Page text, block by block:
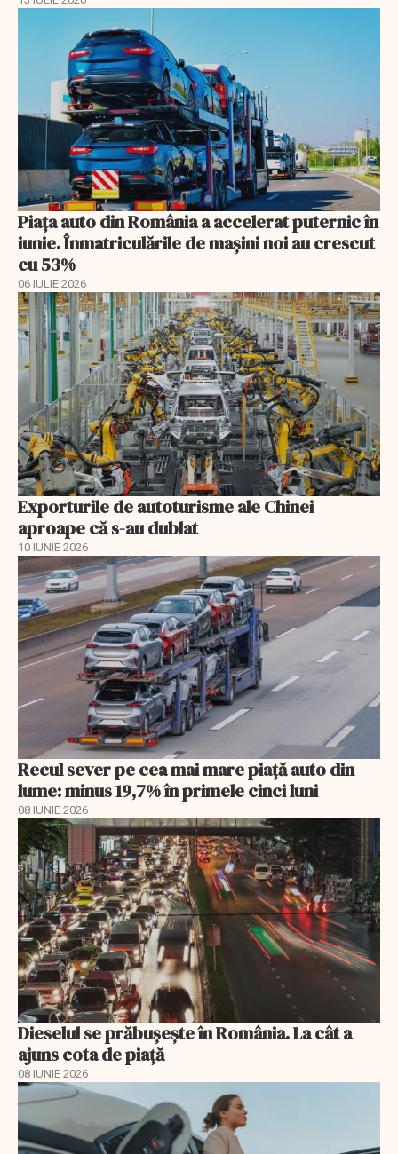
Piața auto din România a accelerat puternic în
iunie. Înmatriculările de mașini noi au crescut
cu 53%
06 IULIE 2026
Exporturile de autoturisme ale Chinei
aproape că s-au dublat
10 IUNIE 2026
Recul sever pe cea mai mare piață auto din
lume: minus 19,7% în primele cinci luni
08 IUNIE 2026
Dieselul se prăbușește în România. La cât a
ajuns cota de piață
08 IUNIE 2026